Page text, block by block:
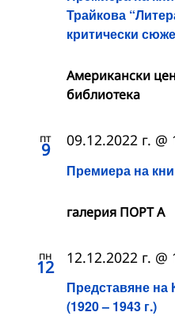
Трайкова
критически
Американски
библиотека
пт
9
Премиера на
09.12.2022 г. @
галерия ПОРТ А
пн
12
Представяне на
(1920 – 1943 г.)
12.12.2022 г. @